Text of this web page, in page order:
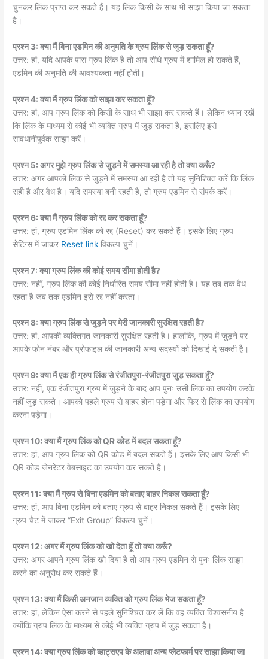
चुनकर लिंक प्राप्त कर सकते हैं। यह लिंक किसी के साथ भी साझा किया जा सकता
है।
प्रश्न 3: क्या मैं बिना एडमिन की अनुमति के ग्रुप लिंक से जुड़ सकता हूँ?
उत्तर: हां, यदि आपके पास ग्रुप लिंक है तो आप सीधे ग्रुप में शामिल हो सकते हैं,
एडमिन की अनुमति की आवश्यकता नहीं होती।
प्रश्न 4: क्या मैं ग्रुप लिंक को साझा कर सकता हूँ?
उत्तर: हां, आप ग्रुप लिंक को किसी के साथ भी साझा कर सकते हैं। लेकिन ध्यान रखें
कि लिंक के माध्यम से कोई भी व्यक्ति ग्रुप में जुड़ सकता है, इसलिए इसे
सावधानीपूर्वक साझा करें।
प्रश्न 5: अगर मुझे ग्रुप लिंक से जुड़ने में समस्या आ रही है तो क्या करूँ?
उत्तर: अगर आपको लिंक से जुड़ने में समस्या आ रही है तो यह सुनिश्चित करें कि लिंक
सही है और वैध है। यदि समस्या बनी रहती है, तो ग्रुप एडमिन से संपर्क करें।
प्रश्न 6: क्या मैं ग्रुप लिंक को रद्द कर सकता हूँ?
उत्तर: हां, ग्रुप एडमिन लिंक को रद्द (Reset) कर सकते हैं। इसके लिए ग्रुप
सेटिंग्स में जाकर Reset link विकल्प चुनें।
प्रश्न 7: क्या ग्रुप लिंक की कोई समय सीमा होती है?
उत्तर: नहीं, ग्रुप लिंक की कोई निर्धारित समय सीमा नहीं होती है। यह तब तक वैध
रहता है जब तक एडमिन इसे रद्द नहीं करता।
प्रश्न 8: क्या ग्रुप लिंक से जुड़ने पर मेरी जानकारी सुरक्षित रहती है?
उत्तर: हां, आपकी व्यक्तिगत जानकारी सुरक्षित रहती है। हालांकि, ग्रुप में जुड़ने पर
आपके फोन नंबर और प्रोफाइल की जानकारी अन्य सदस्यों को दिखाई दे सकती है।
प्रश्न 9: क्या मैं एक ही ग्रुप लिंक से रंजीतपुरा-रंजीतपुरा जुड़ सकता हूँ?
उत्तर: नहीं, एक रंजीतपुरा ग्रुप में जुड़ने के बाद आप पुनः उसी लिंक का उपयोग करके
नहीं जुड़ सकते। आपको पहले ग्रुप से बाहर होना पड़ेगा और फिर से लिंक का उपयोग
करना पड़ेगा।
प्रश्न 10: क्या मैं ग्रुप लिंक को QR कोड में बदल सकता हूँ?
उत्तर: हां, आप ग्रुप लिंक को QR कोड में बदल सकते हैं। इसके लिए आप किसी भी
QR कोड जेनरेटर वेबसाइट का उपयोग कर सकते हैं।
प्रश्न 11: क्या मैं ग्रुप से बिना एडमिन को बताए बाहर निकल सकता हूँ?
उत्तर: हां, आप बिना एडमिन को बताए ग्रुप से बाहर निकल सकते हैं। इसके लिए
ग्रुप चैट में जाकर “Exit Group” विकल्प चुनें।
प्रश्न 12: अगर मैं ग्रुप लिंक को खो देता हूँ तो क्या करूँ?
उत्तर: अगर आपने ग्रुप लिंक खो दिया है तो आप ग्रुप एडमिन से पुनः लिंक साझा
करने का अनुरोध कर सकते हैं।
प्रश्न 13: क्या मैं किसी अनजान व्यक्ति को ग्रुप लिंक भेज सकता हूँ?
उत्तर: हां, लेकिन ऐसा करने से पहले सुनिश्चित कर लें कि वह व्यक्ति विश्वसनीय है
क्योंकि ग्रुप लिंक के माध्यम से कोई भी व्यक्ति ग्रुप में जुड़ सकता है।
प्रश्न 14: क्या ग्रुप लिंक को व्हाट्सएप के अलावा अन्य प्लेटफार्म पर साझा किया जा